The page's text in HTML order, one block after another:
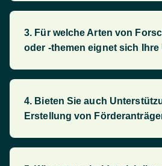
3. Für welche Arten von
oder -themen eignet sich
4. Bieten Sie auch
Erstellung von